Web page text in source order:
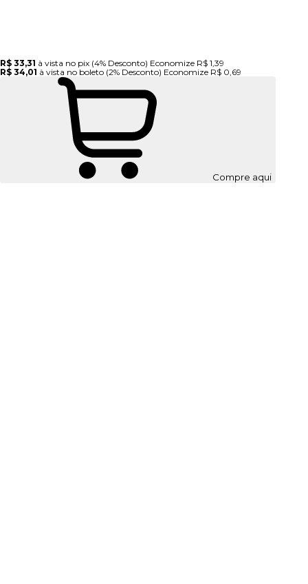
R$ 33,31 à vista no pix (4% Desconto) Economize R$ 1,39
R$ 34,01 à vista no boleto (2% Desconto) Economize R$ 0,69
Compre aqui